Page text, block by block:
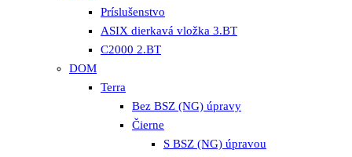
Príslušenstvo
ASIX dierkavá vložka 3.BT
C2000 2.BT
DOM
Terra
Bez BSZ (NG) úpravy
Čierne
S BSZ (NG) úpravou